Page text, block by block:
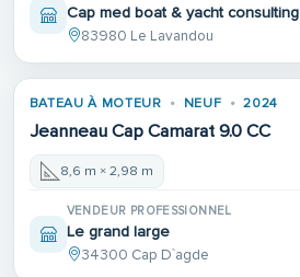
Cap med boat & yacht consulting
83980 Le Lavandou
BATEAU À MOTEUR NEUF 2024
Jeanneau Cap Camarat 9.0 CC
8,6 m × 2,98 m
VENDEUR PROFESSIONNEL
Le grand large
34300 Cap D`agde